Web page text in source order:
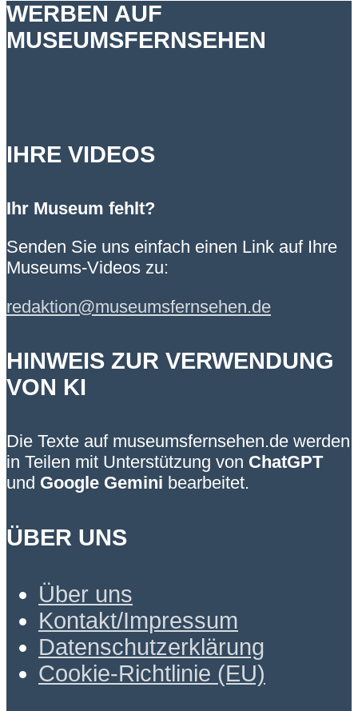
WERBEN AUF
MUSEUMSFERNSEHEN
IHRE VIDEOS
Ihr Museum fehlt?
Senden Sie uns einfach einen Link auf Ihre
Museums-Videos zu:
redaktion@museumsfernsehen.de
HINWEIS ZUR VERWENDUNG
VON KI
Die Texte auf museumsfernsehen.de werden
in Teilen mit Unterstützung von ChatGPT
und Google Gemini bearbeitet.
ÜBER UNS
Über uns
Kontakt/Impressum
Datenschutzerklärung
Cookie-Richtlinie (EU)